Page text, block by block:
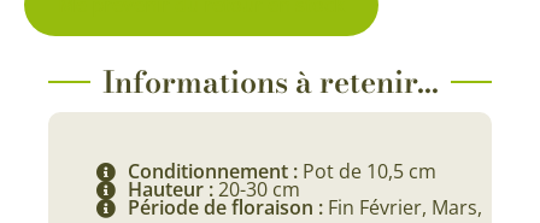
Informations à retenir...
Conditionnement : Pot de 10,5 cm
Hauteur :20-30 cm
Période de floraison : Fin Février, Mars,